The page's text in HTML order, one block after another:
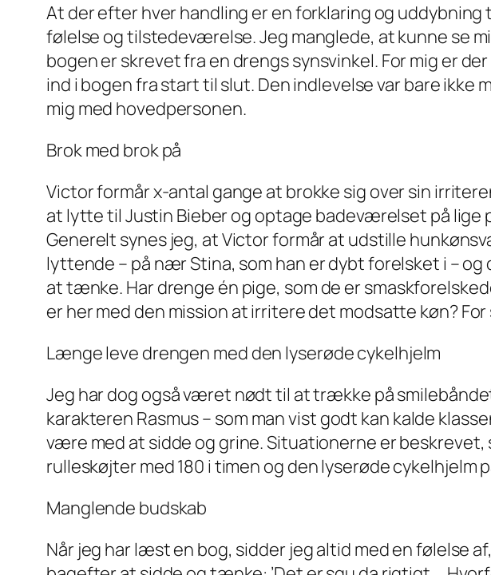
At der efter hver handling er en forklaring og
følelse og tilstedeværelse. Jeg manglede, at kunne se
bogen er skrevet fra en drengs synsvinkel. For mig er
ind i bogen fra start til slut. Den indlevelse var bare
mig med hovedpersonen.
Brok med brok på
Victor formår x-antal gange at brokke sig over sin
at lytte til Justin Bieber og optage badeværelset på
Generelt synes jeg, at Victor formår at udstille
lyttende – på nær Stina, som han er dybt forelsket i –
at tænke. Har drenge én pige, som de er
er her med den mission at irritere det modsatte køn?
Længe leve drengen med den lyserøde cykelhjelm
Jeg har dog også været nødt til at trække på
karakteren Rasmus – som man vist godt kan kalde
være med at sidde og grine. Situationerne er beskrevet,
rulleskøjter med 180 i timen og den lyserøde cykelhjelm
Manglende budskab
Når jeg har læst en bog, sidder jeg altid med en følelse